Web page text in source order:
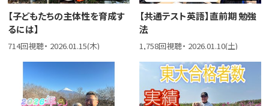
【子どもたちの主体性を育成す
るには】
714回視聴・ 2026.01.15(木)
【共通テスト英語】直前期 勉強
法
1,758回視聴・ 2026.01.10(土)